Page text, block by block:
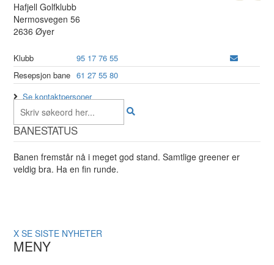
Hafjell Golfklubb
Nermosvegen 56
2636 Øyer
Klubb
95 17 76 55
Resepsjon bane 61 27 55 80
Se kontaktpersoner
BANESTATUS
Banen fremstår nå i meget god stand. Samtlige greener er
veldig bra. Ha en fin runde.
X SE SISTE NYHETER
MENY